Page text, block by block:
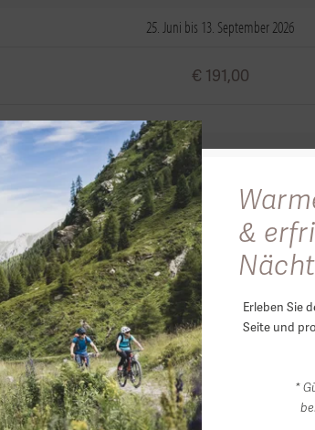
&
Erleben Sie
Seite und
*
25. Juni bis 13. September 2026
€ 191,00
Doppel- bzw.
In unserem Doppel- bzw. Familienzimmer
in seiner schönsten Form.
Ideal für Paare und Genießer, die alpinen Luxus
25. Juni bis 13. September 2026
€ 193,00